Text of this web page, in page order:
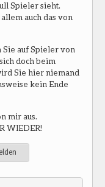
Spieler sieht.
auch das von
Sie auf Spieler von
doch beim
Sie hier niemand
kein Ende
mir aus.
WIEDER!